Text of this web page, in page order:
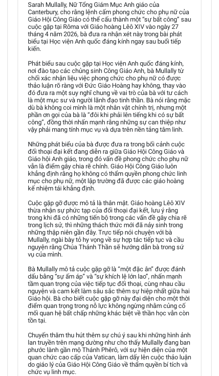
Sarah Mullally, Nữ Tổng Giám Mục Anh giáo của
Canterbury, cho rằng lệnh cấm phong chức cho phụ nữ của
Giáo Hội Công Giáo có thể cấu thành một “sự bất công” sau
cuộc gặp tại Rôma với Giáo hoàng Lêô XIV vào ngày 27
tháng 4 năm 2026, bà đưa ra nhận xét này trong bài phát
biểu tại Học viện Anh quốc đáng kính ngay sau buổi tiếp
kiến.
Phát biểu sau cuộc gặp tại Học viện Anh quốc đáng kính,
nơi đào tạo các chủng sinh Công Giáo Anh, bà Mullally từ
chối xác nhận liệu việc phong chức cho phụ nữ có được
thảo luận rõ ràng với Đức Giáo Hoàng hay không, thay vào
đó đưa ra một suy nghĩ chung về vai trò của bà với tư cách
là một mục sư và người lãnh đạo tinh thần. Bà nói rằng mặc
dù bà không coi mình là một nhân vật chính trị, nhưng một
phần ơn gọi của bà là “đôi khi phải lên tiếng khi có sự bất
công”, đồng thời nhấn mạnh rằng những sự can thiệp như
vậy phải mang tính mục vụ và dựa trên nền tảng tâm linh.
Những phát biểu của bà được đưa ra trong bối cảnh cuộc
đối thoại đại kết đang diễn ra giữa Giáo Hội Công Giáo và
Giáo hội Anh giáo, trong đó vấn đề phong chức cho phụ nữ
vẫn là điểm gây chia rẽ chính. Giáo Hội Công Giáo luôn
khẳng định rằng họ không có thẩm quyền phong chức linh
mục cho phụ nữ, một lập trường đã được các giáo hoàng
kế nhiệm tái khẳng định.
Cuộc gặp gỡ được mô tả là thân mật. Giáo hoàng Lêô XIV
thừa nhận sự phức tạp của đối thoại đại kết, lưu ý rằng
trong khi đã có những tiến bộ trong các vấn đề gây chia rẽ
trong lịch sử, thì những thách thức mới đã nảy sinh trong
những thập niên gần đây. Trực tiếp nói chuyện với bà
Mullally, ngài bày tỏ hy vọng về sự hợp tác tiếp tục và cầu
nguyện rằng Chúa Thánh Thần sẽ hướng dẫn bà trong sứ
vụ của mình.
Bà Mullally mô tả cuộc gặp gỡ là “một đặc ân” được đánh
dấu bằng “sự ấm áp” và “sự khích lệ lớn lao”, nhấn mạnh
tầm quan trọng của việc tiếp tục đối thoại, cùng nhau cầu
nguyện và cam kết làm sâu sắc thêm sự hiệp nhất giữa hai
Giáo hội. Bà cho biết cuộc gặp gỡ này đại diện cho một thời
điểm quan trọng trong nỗ lực không ngừng nhằm củng cố
mối quan hệ bất chấp những khác biệt về thần học vẫn còn
tồn tại.
Chuyến thăm thu hút thêm sự chú ý sau khi những hình ảnh
lan truyền trên mạng dường như cho thấy Mullally đang ban
phước lành gần mộ Thánh Phêrô, với sự hiện diện của một
quan chức cao cấp của Vatican, làm dấy lên cuộc thảo luận
do giáo lý của Giáo Hội Công Giáo về thẩm quyền bí tích và
chức vụ linh mục.